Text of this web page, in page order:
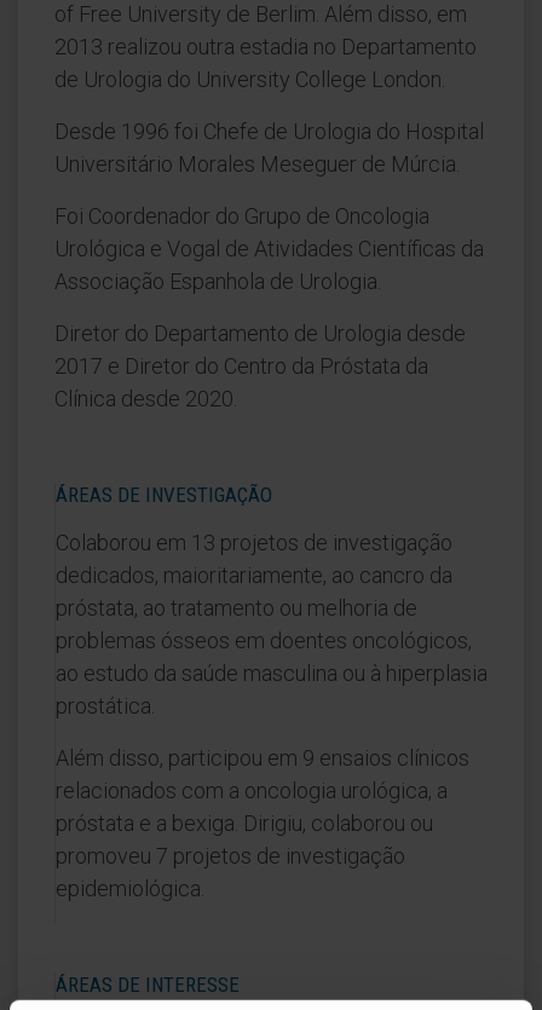
of Free University de Berlim. Além disso, em
2013 realizou outra estadia no Departamento
de Urologia do University College London.
Desde 1996 foi Chefe de Urologia do Hospital
Universitário Morales Meseguer de Múrcia.
Foi Coordenador do Grupo de Oncologia
Urológica e Vogal de Atividades Científicas da
Associação Espanhola de Urologia.
Diretor do Departamento de Urologia desde
2017 e Diretor do Centro da Próstata da
Clínica desde 2020.
ÁREAS DE INVESTIGAÇÃO
Colaborou em 13 projetos de investigação
dedicados, maioritariamente, ao cancro da
próstata, ao tratamento ou melhoria de
problemas ósseos em doentes oncológicos,
ao estudo da saúde masculina ou à hiperplasia
prostática.
Além disso, participou em 9 ensaios clínicos
relacionados com a oncologia urológica, a
próstata e a bexiga. Dirigiu, colaborou ou
promoveu 7 projetos de investigação
epidemiológica.
ÁREAS DE INTERESSE